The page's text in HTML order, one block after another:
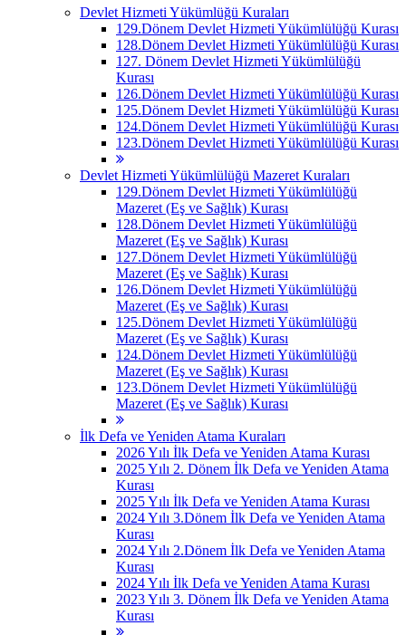
Devlet Hizmeti Yükümlüğü Kuraları
129.Dönem Devlet Hizmeti Yükümlülüğü Kurası
128.Dönem Devlet Hizmeti Yükümlülüğü Kurası
127. Dönem Devlet Hizmeti Yükümlülüğü
Kurası
126.Dönem Devlet Hizmeti Yükümlülüğü Kurası
125.Dönem Devlet Hizmeti Yükümlülüğü Kurası
124.Dönem Devlet Hizmeti Yükümlülüğü Kurası
123.Dönem Devlet Hizmeti Yükümlülüğü Kurası
Devlet Hizmeti Yükümlülüğü Mazeret Kuraları
129.Dönem Devlet Hizmeti Yükümlülüğü
Mazeret (Eş ve Sağlık) Kurası
128.Dönem Devlet Hizmeti Yükümlülüğü
Mazeret (Eş ve Sağlık) Kurası
127.Dönem Devlet Hizmeti Yükümlülüğü
Mazeret (Eş ve Sağlık) Kurası
126.Dönem Devlet Hizmeti Yükümlülüğü
Mazeret (Eş ve Sağlık) Kurası
125.Dönem Devlet Hizmeti Yükümlülüğü
Mazeret (Eş ve Sağlık) Kurası
124.Dönem Devlet Hizmeti Yükümlülüğü
Mazeret (Eş ve Sağlık) Kurası
123.Dönem Devlet Hizmeti Yükümlülüğü
Mazeret (Eş ve Sağlık) Kurası
İlk Defa ve Yeniden Atama Kuraları
2026 Yılı İlk Defa ve Yeniden Atama Kurası
2025 Yılı 2. Dönem İlk Defa ve Yeniden Atama
Kurası
2025 Yılı İlk Defa ve Yeniden Atama Kurası
2024 Yılı 3.Dönem İlk Defa ve Yeniden Atama
Kurası
2024 Yılı 2.Dönem İlk Defa ve Yeniden Atama
Kurası
2024 Yılı İlk Defa ve Yeniden Atama Kurası
2023 Yılı 3. Dönem İlk Defa ve Yeniden Atama
Kurası